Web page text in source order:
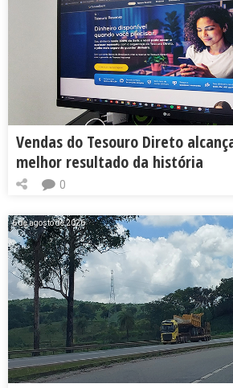
Vendas do Tesouro Direto
melhor resultado da história
0
6 de agosto de 2026